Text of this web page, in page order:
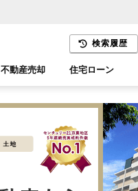
検索履歴
不動産売却 住宅ローン